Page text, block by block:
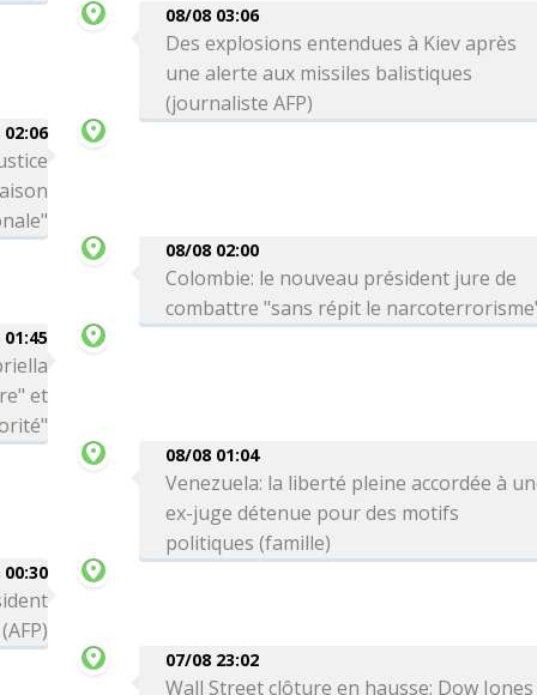
08/08 03:06
Des explosions entendues à Kiev après
une alerte aux missiles balistiques
(journaliste AFP)
08/08 02:00
Colombie: le nouveau président jure de
combattre "sans répit le
et
08/08 01:04
Venezuela: la liberté pleine accordée à
ex-juge détenue pour des motifs
politiques (famille)
07/08 23:02
Wall Street clôture en hausse: Dow Jones